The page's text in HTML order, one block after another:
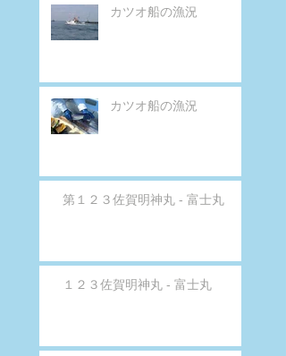
カツオ船の漁況
カツオ船の漁況
第１２３佐賀明神丸 - 富士丸
１２３佐賀明神丸 - 富士丸